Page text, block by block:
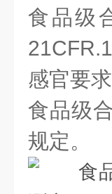
食品级
感官要求
食品级
规定。